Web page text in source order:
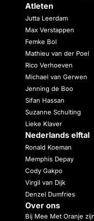
Atleten
Jutta Leerdam
Max Verstappen
Femke Bol
Mathieu van der Poel
Rico Verhoeven
Michael van Gerwen
Jenning de Boo
Sifan Hassan
Suzanne Schulting
Lieke Klaver
Nederlands elftal
Ronald Koeman
Memphis Depay
Cody Gakpo
Virgil van Dijk
Denzel Dumfries
Over ons
Bij Mee Met Oranje